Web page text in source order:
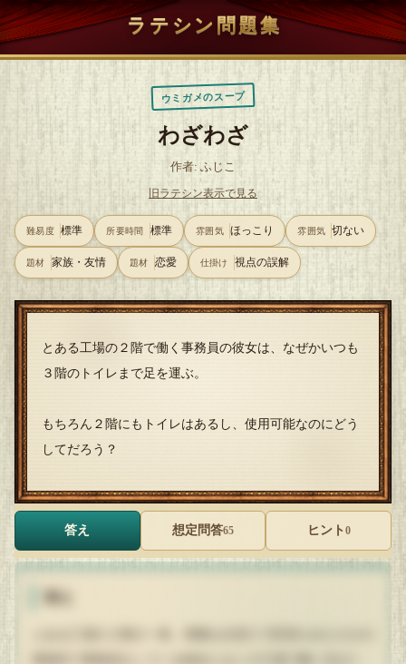
ラテシン問題集
ウミガメのスープ
わざわざ
作者: ふじこ
旧ラテシン表示で見る
難易度 標準 所要時間 標準 雰囲気 ほっこり 雰囲気 切ない
題材 家族・友情 題材 恋愛 仕掛け 視点の誤解
とある工場の２階で働く事務員の彼女は、なぜかいつも
３階のトイレまで足を運ぶ。
もちろん２階にもトイレはあるし、使用可能なのにどう
してだろう？
答え 想定問答65 ヒント 0